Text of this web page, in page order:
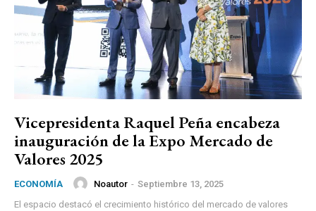
Vicepresidenta Raquel Peña encabeza
inauguración de la Expo Mercado de
Valores 2025
ECONOMÍA Noautor - Septiembre 13, 2025
El espacio destacó el crecimiento histórico del mercado de valores